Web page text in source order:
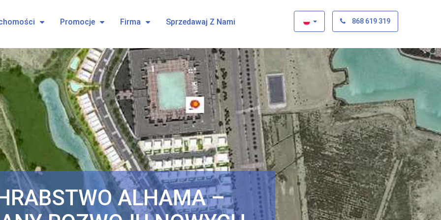
Promocje Firma Sprzedawaj Z Nami 868 619 319
ALHAMA –